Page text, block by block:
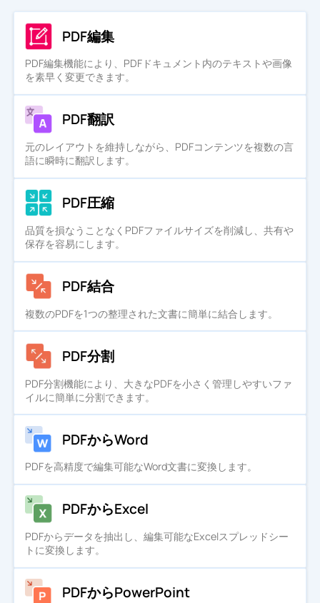
PDF編集
PDF編集機能により、PDFドキュメント内のテキストや画像
を素早く変更できます。
PDF翻訳
元のレイアウトを維持しながら、PDFコンテンツを複数の言
語に瞬時に翻訳します。
PDF圧縮
品質を損なうことなくPDFファイルサイズを削減し、共有や
保存を容易にします。
PDF結合
複数のPDFを1つの整理された文書に簡単に結合します。
PDF分割
PDF分割機能により、大きなPDFを小さく管理しやすいファ
イルに簡単に分割できます。
PDFからWord
PDFを高精度で編集可能なWord文書に変換します。
PDFからExcel
PDFからデータを抽出し、編集可能なExcelスプレッドシー
トに変換します。
PDFからPowerPoint